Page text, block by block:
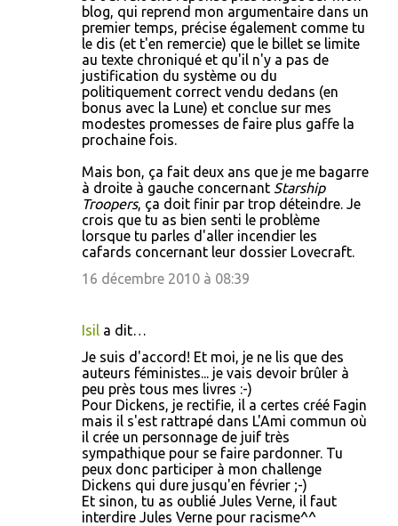
blog, qui reprend mon argumentaire dans un
premier temps, précise également comme tu
le dis (et t'en remercie) que le billet se limite
au texte chroniqué et qu'il n'y a pas de
justification du système ou du
politiquement correct vendu dedans (en
bonus avec la Lune) et conclue sur mes
modestes promesses de faire plus gaffe la
prochaine fois.
Mais bon, ça fait deux ans que je me bagarre
à droite à gauche concernant Starship
Troopers, ça doit finir par trop déteindre. Je
crois que tu as bien senti le problème
lorsque tu parles d'aller incendier les
cafards concernant leur dossier Lovecraft.
16 décembre 2010 à 08:39
Isil a dit…
Je suis d'accord! Et moi, je ne lis que des
auteurs féministes... je vais devoir brûler à
peu près tous mes livres :-)
Pour Dickens, je rectifie, il a certes créé Fagin
mais il s'est rattrapé dans L'Ami commun où
il crée un personnage de juif très
sympathique pour se faire pardonner. Tu
peux donc participer à mon challenge
Dickens qui dure jusqu'en février ;-)
Et sinon, tu as oublié Jules Verne, il faut
interdire Jules Verne pour racisme^^